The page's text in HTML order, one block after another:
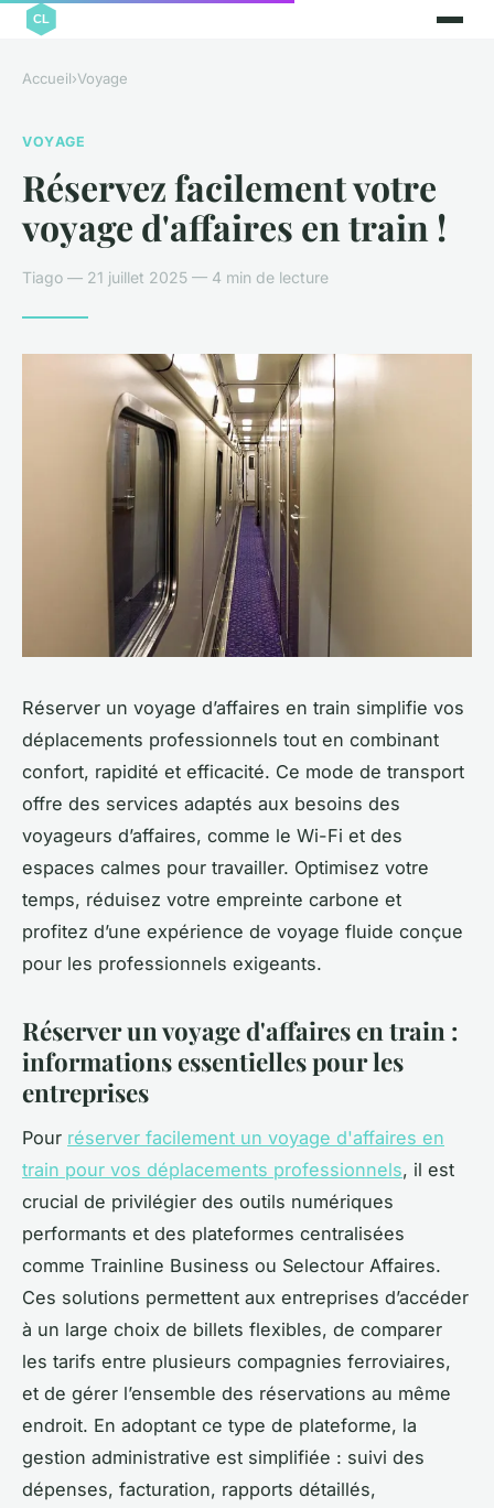
Accueil›Voyage
VOYAGE
Réservez facilement votre
voyage d'affaires en train !
Tiago — 21 juillet 2025 — 4 min de lecture
Réserver un voyage d’affaires en train simplifie vos
déplacements professionnels tout en combinant
confort, rapidité et efficacité. Ce mode de transport
offre des services adaptés aux besoins des
voyageurs d’affaires, comme le Wi-Fi et des
espaces calmes pour travailler. Optimisez votre
temps, réduisez votre empreinte carbone et
profitez d’une expérience de voyage fluide conçue
pour les professionnels exigeants.
Réserver un voyage d'affaires en train :
informations essentielles pour les
entreprises
Pour réserver facilement un voyage d'affaires en
train pour vos déplacements professionnels, il est
crucial de privilégier des outils numériques
performants et des plateformes centralisées
comme Trainline Business ou Selectour Affaires.
Ces solutions permettent aux entreprises d’accéder
à un large choix de billets flexibles, de comparer
les tarifs entre plusieurs compagnies ferroviaires,
et de gérer l’ensemble des réservations au même
endroit. En adoptant ce type de plateforme, la
gestion administrative est simplifiée : suivi des
dépenses, facturation, rapports détaillés,